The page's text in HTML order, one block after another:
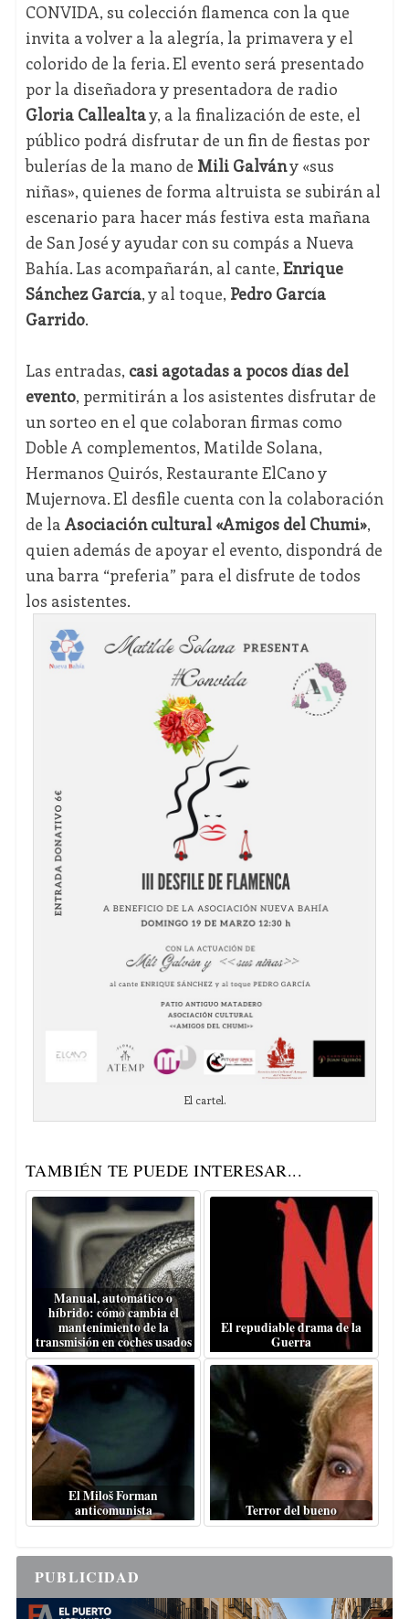
CONVIDA, su colección flamenca con la que
invita a volver a la alegría, la primavera y el
colorido de la feria. El evento será presentado
por la diseñadora y presentadora de radio
Gloria Callealtay, a la finalización de este, el
público podrá disfrutar de un fin de fiestas por
bulerías de la mano de Mili Galvány «sus
niñas», quienes de forma altruista se subirán al
escenario para hacer más festiva esta mañana
de San José y ayudar con su compás a Nueva
Bahía. Las acompañarán, al cante, Enrique
Sánchez García, y al toque, Pedro García
Garrido.
Las entradas, casi agotadas a pocos días del
evento, permitirán a los asistentes disfrutar de
un sorteo en el que colaboran firmas como
Doble A complementos, Matilde Solana,
Hermanos Quirós, Restaurante ElCano y
Mujernova. El desfile cuenta con la colaboración
de la Asociación cultural «Amigos del Chumi»,
quien además de apoyar el evento, dispondrá de
una barra “preferia” para el disfrute de todos
los asistentes.
El cartel.
TAMBIÉN TE PUEDE INTERESAR...
Manual, automático o
híbrido: cómo cambia el
mantenimiento de la
transmisión en coches usados
El repudiable drama de la
Guerra
El Miloš Forman
anticomunista
Terror del bueno
PUBLICIDAD